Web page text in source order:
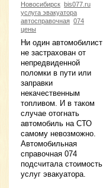
Новосибирск bis077.ru
услуга эвакуатора
автосправочная 074
цены
Ни один автомобилист
не застрахован от
непредвиденной
поломки в пути или
заправки
некачественным
топливом. И в таком
случае отогнать
автомобиль на СТО
самому невозможно.
Автомобильная
справочная 074
подсчитала стоимость
услуг эвакуатора.